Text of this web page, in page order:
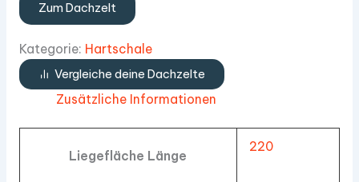
Zum Dachzelt
Kategorie: Hartschale
Vergleiche deine Dachzelte
Zusätzliche Informationen
Liegefläche Länge
220